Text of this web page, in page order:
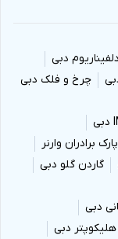
دلفیناریوم دبی
چرخ و فلک دبی
پارک برادران وارنر
گاردن گلو دبی
دبی
دبی